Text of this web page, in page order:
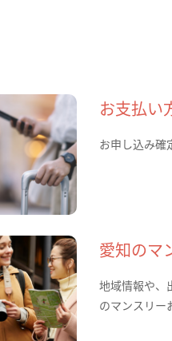
お支払い
お申し込み確
愛知のマ
地域情報や、
のマンスリー